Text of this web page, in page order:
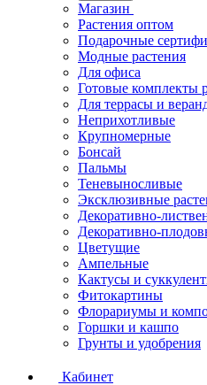
Магазин
Растения оптом
Подарочные
Модные растения
Для офиса
Готовые комплекты
Для террасы и
Неприхотливые
Крупномерные
Бонсай
Пальмы
Теневыносливые
Эксклюзивные
Декоративно-
Декоративно-
Цветущие
Ампельные
Кактусы и
Фитокартины
Флорариумы и
Горшки и кашпо
Грунты и удобрения
Кабинет